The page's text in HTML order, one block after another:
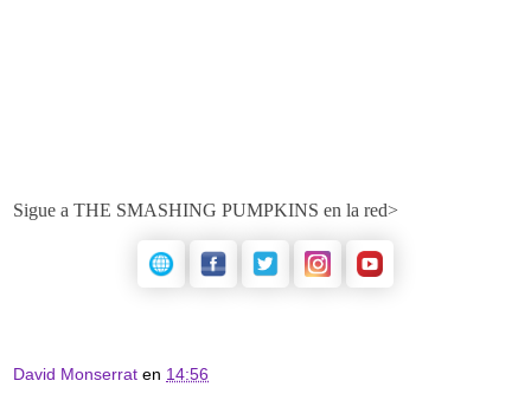
Sigue a THE SMASHING PUMPKINS en la red>
David Monserrat en 14:56